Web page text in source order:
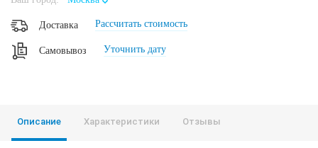
Доставка Рассчитать стоимость
Самовывоз Уточнить дату
Описание Характеристики Отзывы